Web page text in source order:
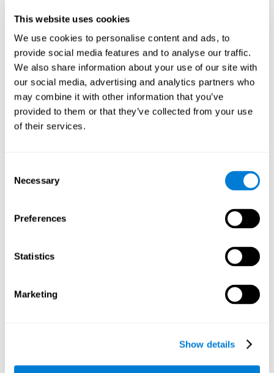
This website uses cookies
We use cookies to personalise content and ads, to
provide social media features and to analyse our traffic.
We also share information about your use of our site with
our social media, advertising and analytics partners who
may combine it with other information that you’ve
provided to them or that they’ve collected from your use
of their services.
Selection
Necessary
Preferences
Statistics
Marketing
Show details
Kurzzeitgedächtnis
Kurzzeitgedächtnis und Fibromyalgie. Das
Kurzzeitgedächtnis ist die Fähigkeit, eine kleine
Informationsmenge über einen kurzen Zeitraum zu
speichern, zum Beispiel wenn wir uns an den Anfang
eines Satzes erinnern, um die Gesamtheit zu verstehen.
Das Gedächtnis ist einer der kognitiven Fähigkeiten, die
bei Fibromyalgie besonders stark beeinträchtigt werden,
auch verschiedene Teilkomponenten.
Prozessen, die es uns ermöglichen, Information
logisches Denken, zu ermöglichen. Bei Fibromyalgie-
Patienten ist das Arbeitsgedächtnis in der Regel weniger
vorhanden sind. Dies kann sich bei komplexen Aufgaben
Benennung
Person, einen Ort, ein Konzept oder eine Einrichtung zu